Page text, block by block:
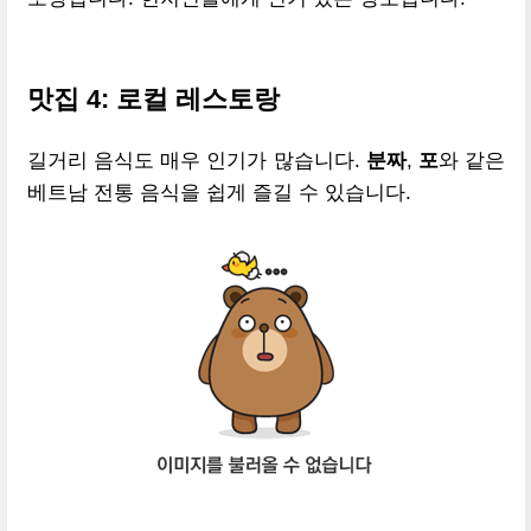
맛집 4: 로컬 레스토랑
길거리 음식도 매우 인기가 많습니다. 분짜, 포와 같은
베트남 전통 음식을 쉽게 즐길 수 있습니다.